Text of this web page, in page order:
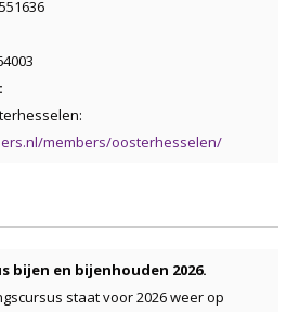
members/oosterhesselen/
bijen en bijenhouden 2026.
staat voor 2026 weer op